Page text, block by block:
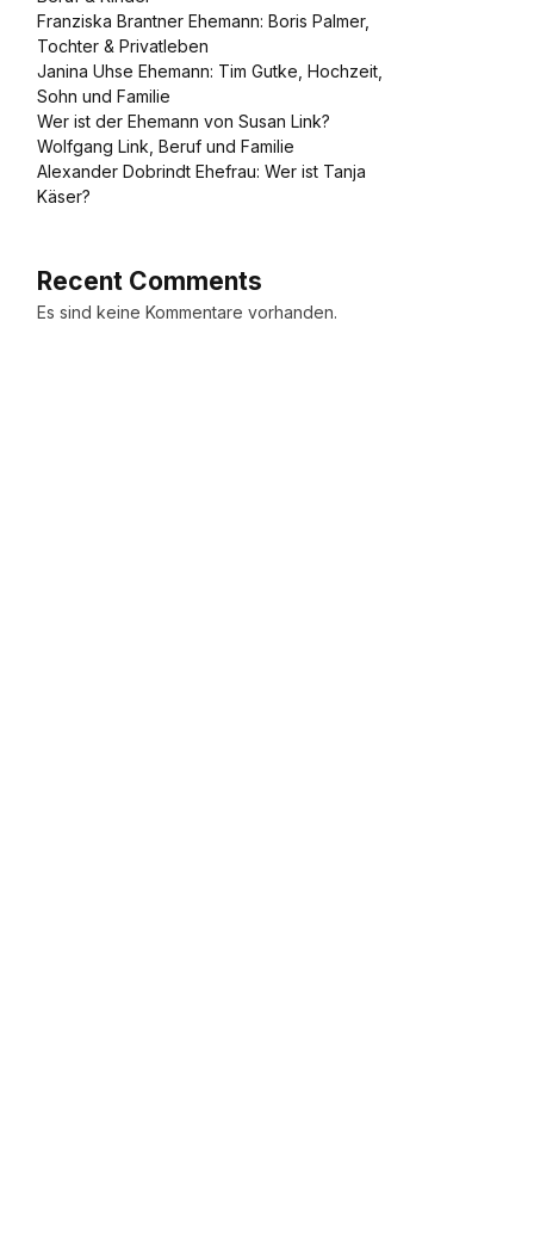
Franziska Brantner Ehemann: Boris Palmer,
Tochter & Privatleben
Janina Uhse Ehemann: Tim Gutke, Hochzeit,
Sohn und Familie
Wer ist der Ehemann von Susan Link?
Wolfgang Link, Beruf und Familie
Alexander Dobrindt Ehefrau: Wer ist Tanja
Käser?
Recent Comments
Es sind keine Kommentare vorhanden.